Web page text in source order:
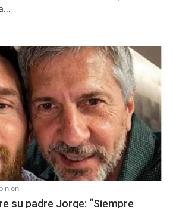
su padre Jorge: “Siempre